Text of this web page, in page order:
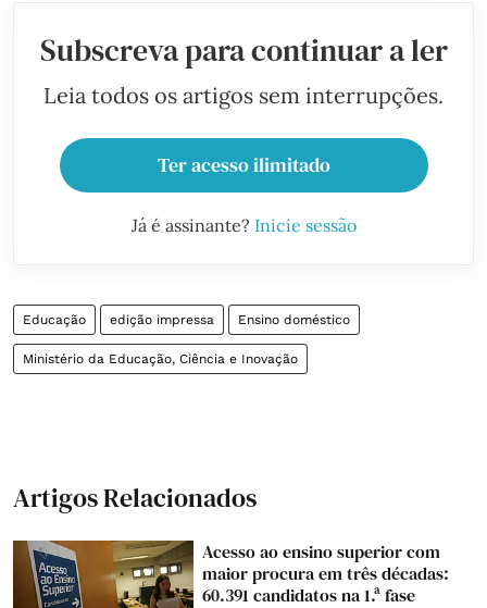
Subscreva para continuar a ler
Leia todos os artigos sem interrupções.
Ter acesso ilimitado
Já é assinante? Inicie sessão
Educação edição impressa Ensino doméstico
Ministério da Educação, Ciência e Inovação
Artigos Relacionados
Acesso ao ensino superior com
maior procura em três décadas:
60.391 candidatos na 1.ª fase